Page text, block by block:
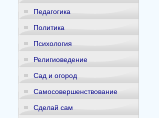
Педагогика
Политика
Психология
Религиоведение
Сад и огород
Самосовершенствование
Сделай сам